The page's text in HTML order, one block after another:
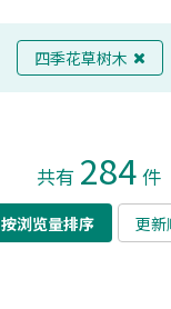
四季花草树木
共有 284 件
按浏览量排序 更新